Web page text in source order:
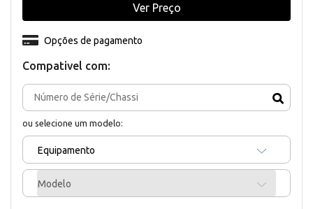
Compativel com:
ou selecione um modelo:
Equipamento
Modelo
Opções de pagamento
Ver Preço